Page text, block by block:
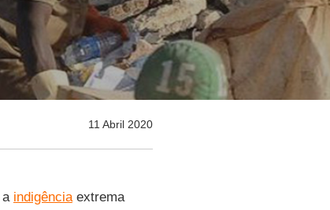
11 Abril 2020
a indigênciaextrema